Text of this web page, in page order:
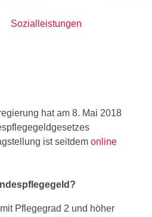
Seite "Landespflegegeld"
Sozialleistungen
hat am 8. Mai 2018
ist seitdem online
Pflegegrad 2 und höher